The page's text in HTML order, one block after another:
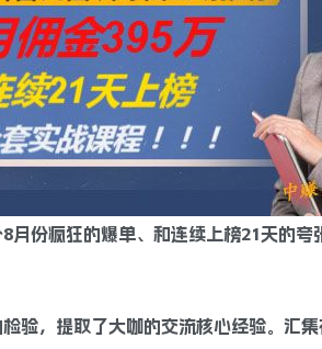
月份疯狂的爆单、和连续上榜21天的
验，提取了大咖的交流核心经验。汇